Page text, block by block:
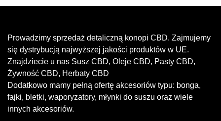
Prowadzimy sprzedaż detaliczną konopi CBD. Zajmujemy
się dystrybucją najwyższej jakości produktów w UE.
Znajdziecie u nas Susz CBD, Oleje CBD, Pasty CBD,
Żywność CBD, Herbaty CBD
Dodatkowo mamy pełną ofertę akcesoriów typu: bonga,
fajki, bletki, waporyzatory, młynki do suszu oraz wiele
innych akcesoriów.